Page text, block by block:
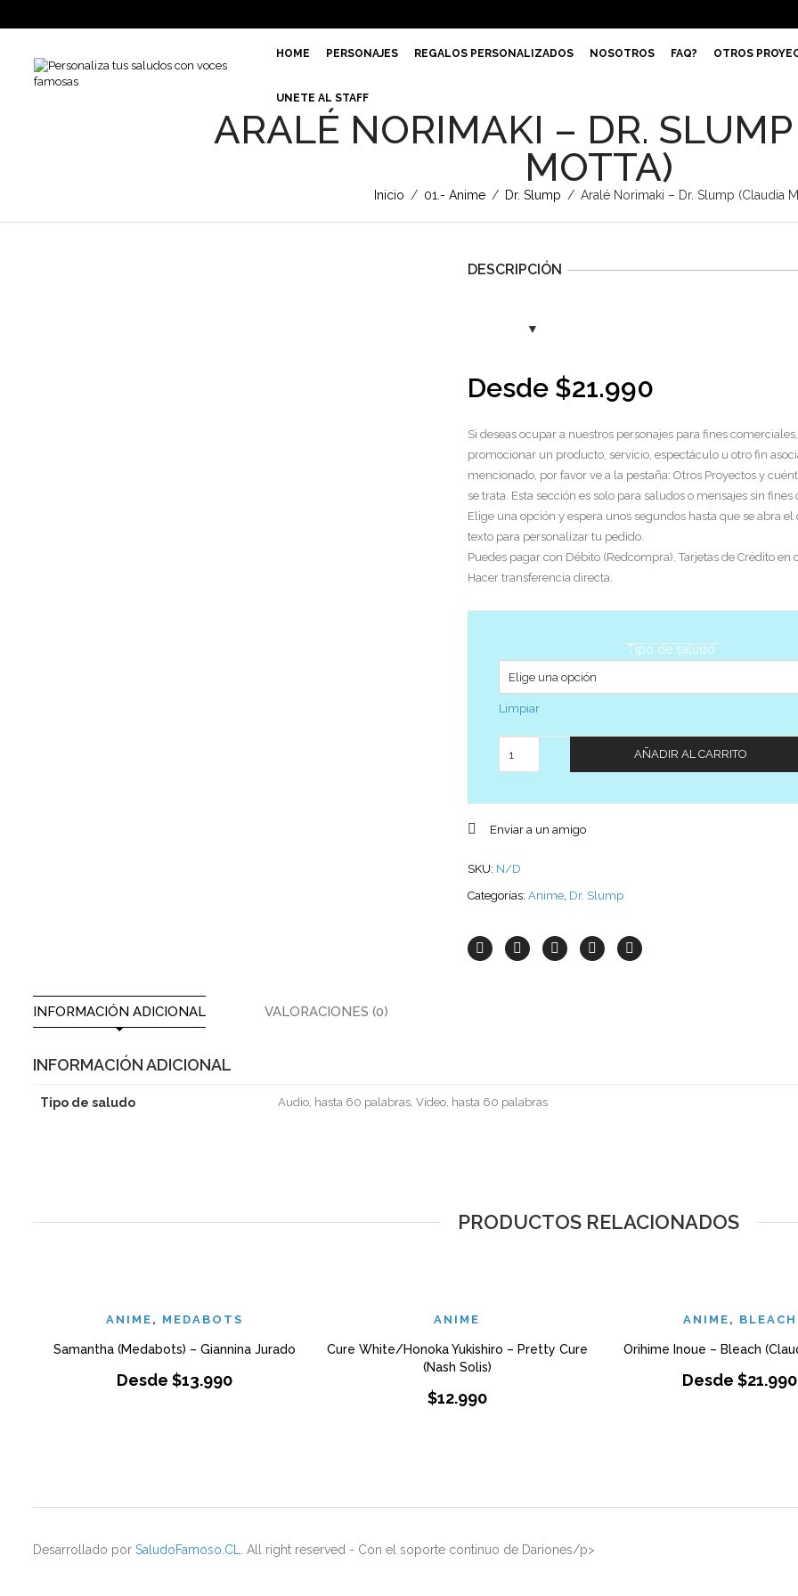
HOME PERSONAJES REGALOS PERSONALIZADOS NOSOTROS FAQ? OTROS
UNETE AL STAFF
ARALÉ NORIMAKI – DR.
MOTTA)
Inicio / 01.- Anime / Dr. Slump / Aralé Norimaki – Dr. Slump (Claudia
DESCRIPCIÓN
Desde $21.990
Si deseas ocupar a nuestros personajes para fines
promocionar un producto, servicio, espectáculo u otro fin
mencionado, por favor ve a la pestaña: Otros Proyectos y
se trata. Esta sección es solo para saludos o mensajes sin fines
Elige una opción y espera unos segundos hasta que se abra el
texto para personalizar tu pedido.
Puedes pagar con Débito (Redcompra). Tarjetas de Crédito en
Hacer transferencia directa.
Tipo de saludo
Limpiar
AÑADIR AL CARRITO
Enviar a un amigo
SKU: N/D
Categorías: Anime, Dr. Slump
INFORMACIÓN ADICIONAL VALORACIONES (0)
INFORMACIÓN ADICIONAL
Tipo de saludo Audio, hasta 60 palabras, Video, hasta 60 palabras
PRODUCTOS RELACIONADOS
ANIME , MEDABOTS
Samantha (Medabots) – Giannina Jurado
Desde $13.990
ANIME
Cure White/Honoka Yukishiro – Pretty Cure
(Nash Solis)
$12.990
ANIME , BLEACH
Orihime Inoue – Bleach
Desde$21.990
Desarrollado por SaludoFamoso.CL . All right reserved - Con el soporte continuo de Dariones/p>